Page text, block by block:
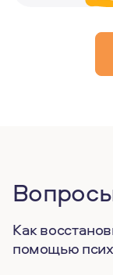
Как
помощью